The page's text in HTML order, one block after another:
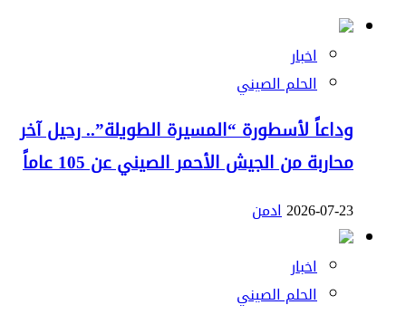
اخبار
الحلم الصيني
وداعاً لأسطورة “المسيرة الطويلة”.. رحيل آخر
محاربة من الجيش الأحمر الصيني عن 105 عاماً
2026-07-23ادمن
اخبار
الحلم الصيني